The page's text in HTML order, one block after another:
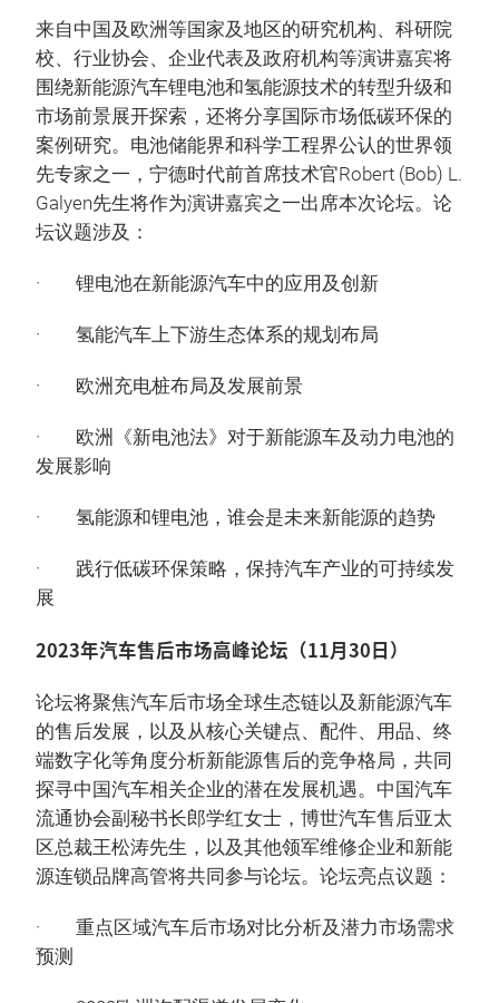
来自中国及欧洲等国家及地区的研究机构、科研院
校、行业协会、企业代表及政府机构等演讲嘉宾将
围绕新能源汽车锂电池和氢能源技术的转型升级和
市场前景展开探索，还将分享国际市场低碳环保的
案例研究。电池储能界和科学工程界公认的世界领
先专家之一，宁德时代前首席技术官Robert (Bob) L.
Galyen先生将作为演讲嘉宾之一出席本次论坛。论
坛议题涉及：
· 锂电池在新能源汽车中的应用及创新
· 氢能汽车上下游生态体系的规划布局
· 欧洲充电桩布局及发展前景
· 欧洲《新电池法》对于新能源车及动力电池的
发展影响
· 氢能源和锂电池，谁会是未来新能源的趋势
· 践行低碳环保策略，保持汽车产业的可持续发
展
2023年汽车售后市场高峰论坛（11月30日）
论坛将聚焦汽车后市场全球生态链以及新能源汽车
的售后发展，以及从核心关键点、配件、用品、终
端数字化等角度分析新能源售后的竞争格局，共同
探寻中国汽车相关企业的潜在发展机遇。中国汽车
流通协会副秘书长郎学红女士，博世汽车售后亚太
区总裁王松涛先生，以及其他领军维修企业和新能
源连锁品牌高管将共同参与论坛。论坛亮点议题：
· 重点区域汽车后市场对比分析及潜力市场需求
预测